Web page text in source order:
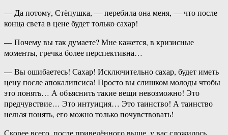
— Да потому, Стёпушка, — перебила она меня, — что после
конца света в цене будет только сахар!
— Почему вы так думаете? Мне кажется, в кризисные
моменты, гречка более перспективна…
— Вы ошибаетесь! Сахар! Исключительно сахар, будет иметь
цену после апокалипсиса! Просто вы слишком молоды чтобы
это понять… А объяснить такие вещи невозможно! Это
предчувствие… Это интуиция… Это таинство! А таинство
нельзя понять, его можно только почувствовать!